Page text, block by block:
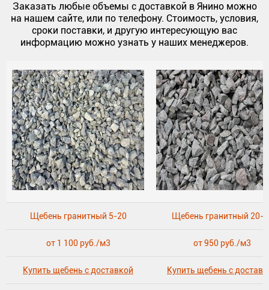
Заказать любые объемы с доставкой в Янино можно
на нашем сайте, или по телефону. Стоимость, условия,
сроки поставки, и другую интересующую вас
информацию можно узнать у наших менеджеров.
Щебень гранитный 5-20 Щебень гранитный 20-
от 1 100 руб./м3 от 950 руб./м3
Купить щебень с доставкой Купить щебень с